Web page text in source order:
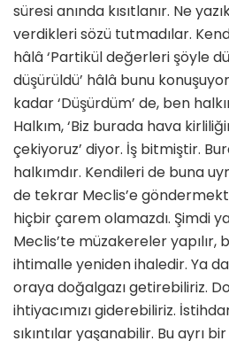
süresi anında kısıtlanır. Ne
verdikleri sözü tutmadılar.
hâlâ ‘Partikül değerleri şöyle
düşürüldü’ hâlâ bunu
kadar ‘Düşürdüm’ de, ben
Halkım, ‘Biz burada hava
çekiyoruz’ diyor. İş bitmiştir.
halkımdır. Kendileri de buna
de tekrar Meclis’e
hiçbir çarem olamazdı. Şimdi
Meclis’te müzakereler yapılır,
ihtimalle yeniden ihaledir. Ya
oraya doğalgazı getirebiliriz.
ihtiyacımızı giderebiliriz.
sıkıntılar yaşanabilir. Bu ayrı